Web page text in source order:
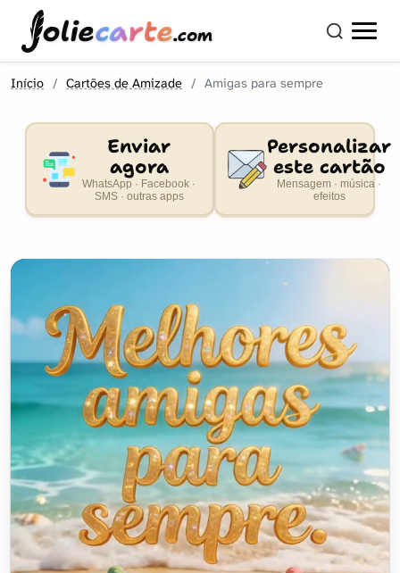
oliecarte.com
Início Cartões de Amizade Amigas para sempre
Enviar
agora
WhatsApp · Facebook ·
SMS · outras apps
Personalizar
este cartão
Mensagem · música ·
efeitos